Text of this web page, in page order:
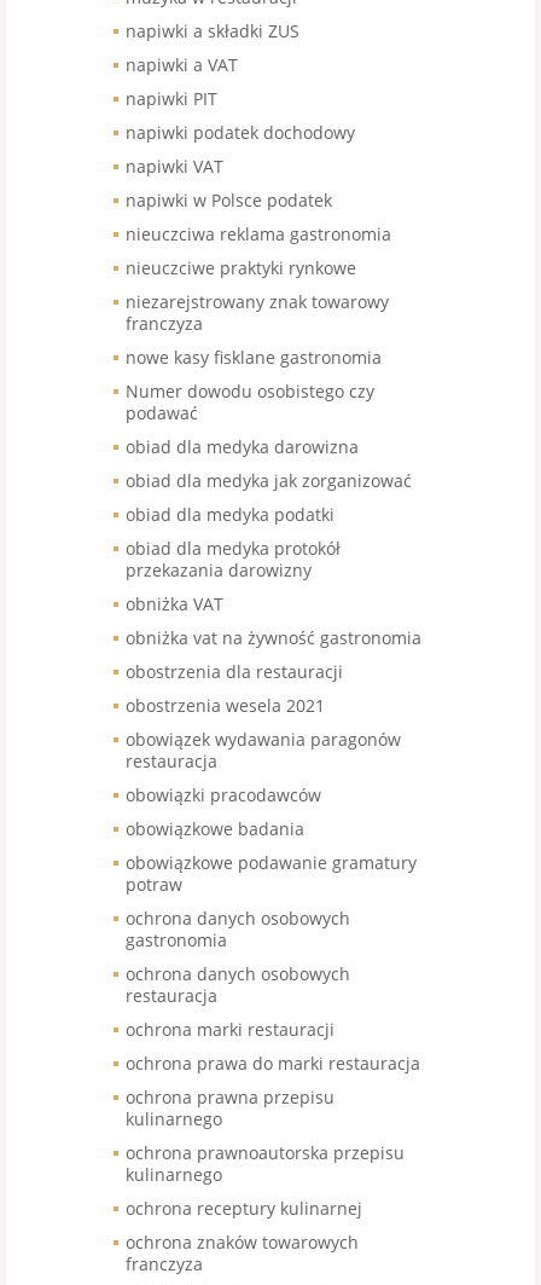
napiwki a składki ZUS
napiwki a VAT
napiwki PIT
napiwki podatek dochodowy
napiwki VAT
napiwki w Polsce podatek
nieuczciwa reklama gastronomia
nieuczciwe praktyki rynkowe
niezarejstrowany znak towarowy
franczyza
nowe kasy fisklane gastronomia
Numer dowodu osobistego czy
podawać
obiad dla medyka darowizna
obiad dla medyka jak zorganizować
obiad dla medyka podatki
obiad dla medyka protokół
przekazania darowizny
obniżka VAT
obniżka vat na żywność gastronomia
obostrzenia dla restauracji
obostrzenia wesela 2021
obowiązek wydawania paragonów
restauracja
obowiązki pracodawców
obowiązkowe badania
obowiązkowe podawanie gramatury
potraw
ochrona danych osobowych
gastronomia
ochrona danych osobowych
restauracja
ochrona marki restauracji
ochrona prawa do marki restauracja
ochrona prawna przepisu
kulinarnego
ochrona prawnoautorska przepisu
kulinarnego
ochrona receptury kulinarnej
ochrona znaków towarowych
franczyza